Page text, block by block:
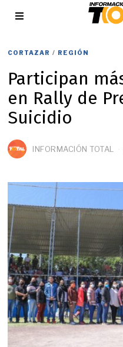
CORTAZAR / REGIÓN
Participan
en Rally de
Suicidio
INFORMACIÓN TOTAL